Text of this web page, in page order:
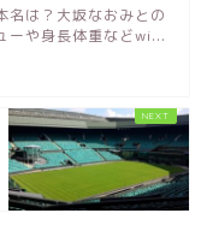
名は？大坂なおみとの
ーや身長体重などwi...